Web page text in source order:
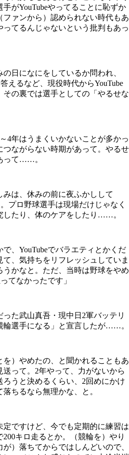
がYouTubeやってることに恥ずか
ァンから）認められない時代もあ
ってるんじゃないという批判もあっ
日になにをしているか問われ、
えるなど、現役時代からYouTube
の裏では選手としての「やるせな
4年はうまくいかないことが多かっ
つながらない時期があって。やるせ
って……。
は、休みの前に夜ふかしして
プロ野球選手は現場だけじゃなく
したり、体のケアをしたり……。
、YouTubeでバラエティとかくだ
、気持ちをリフレッシュしていま
うかなと。ただ、当時は野球をやめ
てなかったです」
た武山真吾・現中日2軍バッテリ
輪選手になる」と宣言したが……。
を）やめたの、と聞かれることもあ
送って。2年やって、力がないから
うと決めるくらい、2回めにかけ
ちるなら無理かな、と。
ですけど、今でも定期的に練習は
キロ走るとか。（競輪を）やり
）落ちてからではしんどいので、